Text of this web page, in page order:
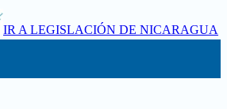
IR A LEGISLACIÓN DE NICARAGUA